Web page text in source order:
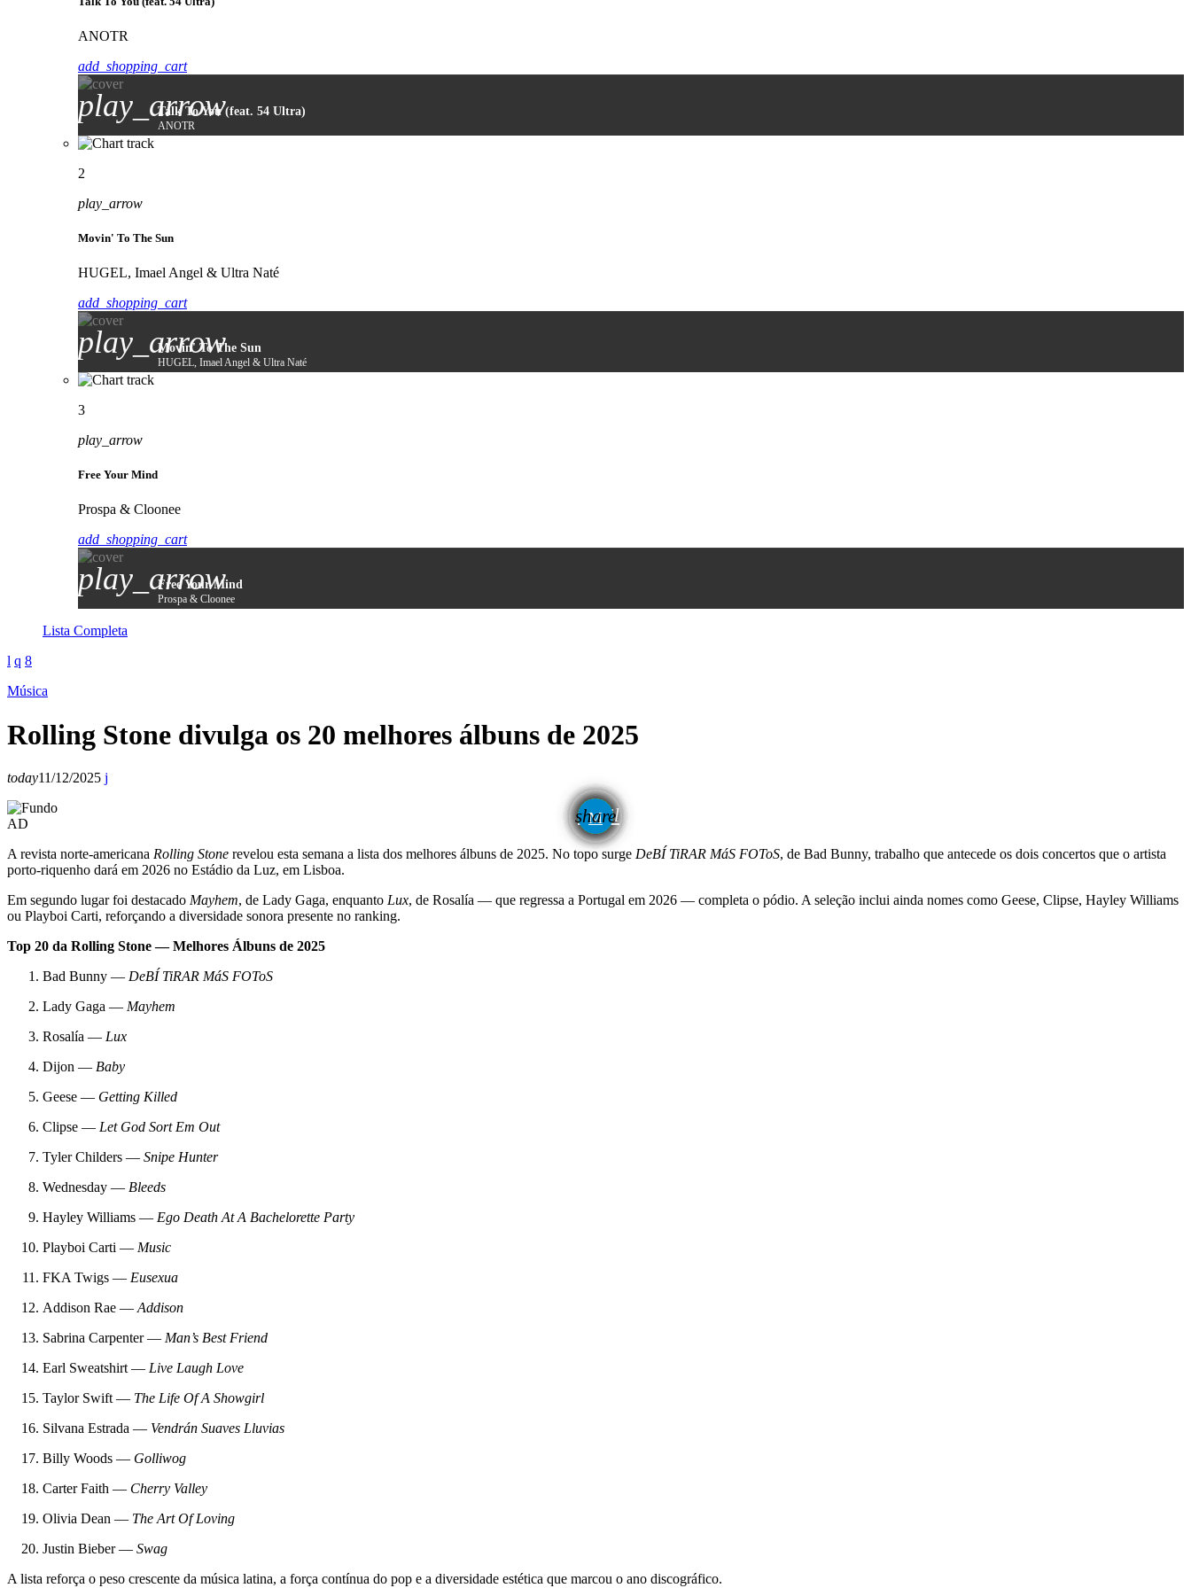
ANOTR
add_shopping_cart
play_arrowTalk To You (feat. 54 Ultra)
ANOTR
2
play_arrow
Movin' To The Sun
HUGEL, Imael Angel & Ultra Naté
add_shopping_cart
play_arrow
Movin' To The Sun
HUGEL, Imael Angel & Ultra Naté
3
play_arrow
Free Your Mind
Prospa & Cloonee
add_shopping_cart
play_arrow
Free Your Mind
Prospa & Cloonee
Lista Completa
Música
Rolling Stone divulga os 20 melhores álbuns de 2025
today11/12/2025
share
email
AD
A revista norte-americana Rolling Stone revelou esta semana a lista dos melhores álbuns de 2025. No topo surge DeBÍ TiRAR MáS FOToS, de Bad Bunny, trabalho que antecede os dois concertos que o artista
porto-riquenho dará em 2026 no Estádio da Luz, em Lisboa.
Em segundo lugar foi destacado Mayhem, de Lady Gaga, enquanto Lux, de Rosalía — que regressa a Portugal em 2026 — completa o pódio. A seleção inclui ainda nomes como Geese, Clipse, Hayley Williams
ou Playboi Carti, reforçando a diversidade sonora presente no ranking.
Top 20 da Rolling Stone — Melhores Álbuns de 2025
Bad Bunny — DeBÍ TiRAR MáS FOToS
Lady Gaga — Mayhem
Rosalía — Lux
Dijon — Baby
Geese — Getting Killed
Clipse — Let God Sort Em Out
Tyler Childers — Snipe Hunter
Wednesday — Bleeds
Hayley Williams — Ego Death At A Bachelorette Party
Playboi Carti — Music
FKA Twigs — Eusexua
Addison Rae — Addison
Sabrina Carpenter — Man’s Best Friend
Earl Sweatshirt — Live Laugh Love
Taylor Swift — The Life Of A Showgirl
Silvana Estrada — Vendrán Suaves Lluvias
Billy Woods — Golliwog
Carter Faith — Cherry Valley
Olivia Dean — The Art Of Loving
Justin Bieber — Swag
A lista reforça o peso crescente da música latina, a força contínua do pop e a diversidade estética que marcou o ano discográfico.